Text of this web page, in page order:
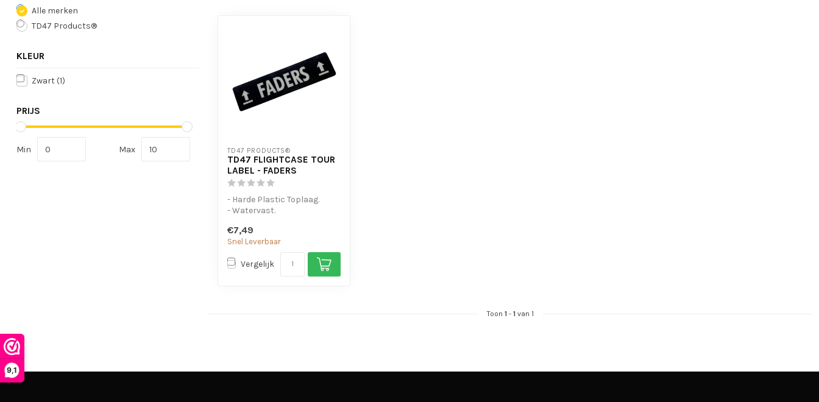
9,1
Alle merken
TD47 Products®
KLEUR
Zwart (1)
PRIJS
Min Max TD47 PRODUCTS®
TD47 FLIGHTCASE TOUR
LABEL - FADERS
- Harde Plastic Toplaag.
- Watervast.
€7,49
Snel Leverbaar
Vergelijk
Toon 1- 1van 1